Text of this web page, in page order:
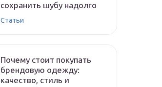
сохранить шубу надолго
Статьи
Почему стоит покупать
брендовую одежду:
качество, стиль и